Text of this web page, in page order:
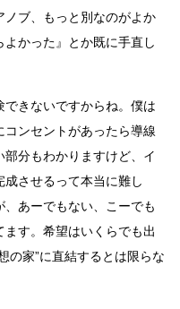
ブ、もっと別なのがよか
かった』とか既に手直し
できないですからね。僕は
ンセントがあったら導線
分もわかりますけど、イ
させるって本当に難し
あーでもない、こーでも
す。希望はいくらでも出
の家”に直結するとは限らな